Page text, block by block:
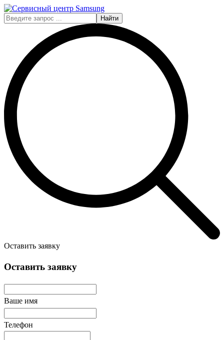
Найти
Оставить заявку
Оставить заявку
Ваше имя
Телефон